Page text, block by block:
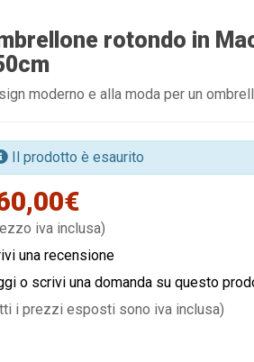
rotondo in
moderno e alla moda per un
Il prodotto è esaurito
iva inclusa)
una recensione
o scrivi una domanda su questo
i prezzi esposti sono iva inclusa)